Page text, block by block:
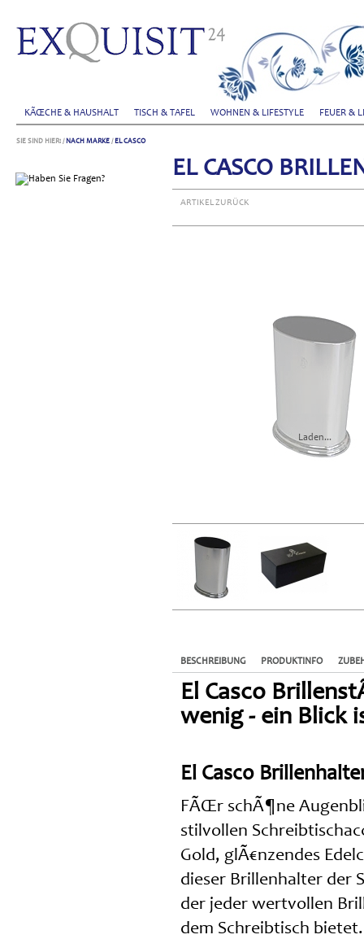
KÃŒCHE & HAUSHALT TISCH & TAFEL WOHNEN & LIFESTYLE FEUER &
SIE SIND HIER: / NACH MARKE / EL CASCO
EL CASCO
ARTIKEL ZURÜCK
Laden...
BESCHREIBUNG PRODUKTINFO
El Casco
wenig - ein Blick
El Casco
FÃŒr schÃ¶ne
stilvollen
Gold, glÃ€nzendes
dieser Brillenhalter der
der jeder wertvollen
dem Schreibtisch